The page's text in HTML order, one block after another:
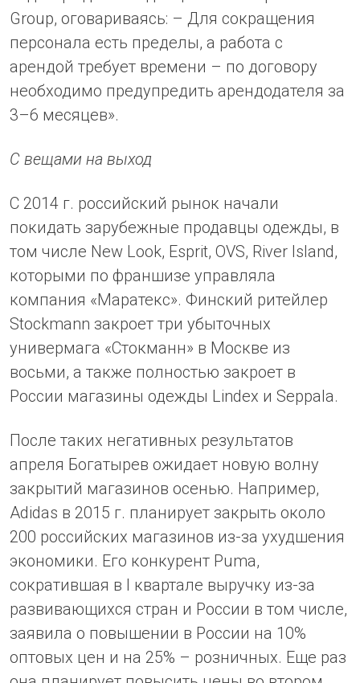
Group, оговариваясь: – Для сокращения
персонала есть пределы, а работа с
арендой требует времени – по договору
необходимо предупредить арендодателя за
3–6 месяцев».
С вещами на выход
С 2014 г. российский рынок начали
покидать зарубежные продавцы одежды, в
том числе New Look, Esprit, OVS, River Island,
которыми по франшизе управляла
компания «Маратекс». Финский ритейлер
Stockmann закроет три убыточных
универмага «Стокманн» в Москве из
восьми, а также полностью закроет в
России магазины одежды Lindex и Seppala.
После таких негативных результатов
апреля Богатырев ожидает новую волну
закрытий магазинов осенью. Например,
Adidas в 2015 г. планирует закрыть около
200 российских магазинов из-за ухудшения
экономики. Его конкурент Puma,
сократившая в I квартале выручку из-за
развивающихся стран и России в том числе,
заявила о повышении в России на 10%
оптовых цен и на 25% – розничных. Еще раз